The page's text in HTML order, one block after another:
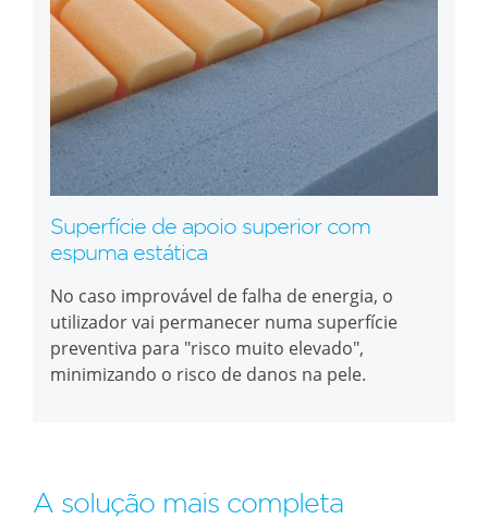
Superfície de apoio superior com
espuma estática
No caso improvável de falha de energia, o
utilizador vai permanecer numa superfície
preventiva para "risco muito elevado",
minimizando o risco de danos na pele.
A solução mais completa